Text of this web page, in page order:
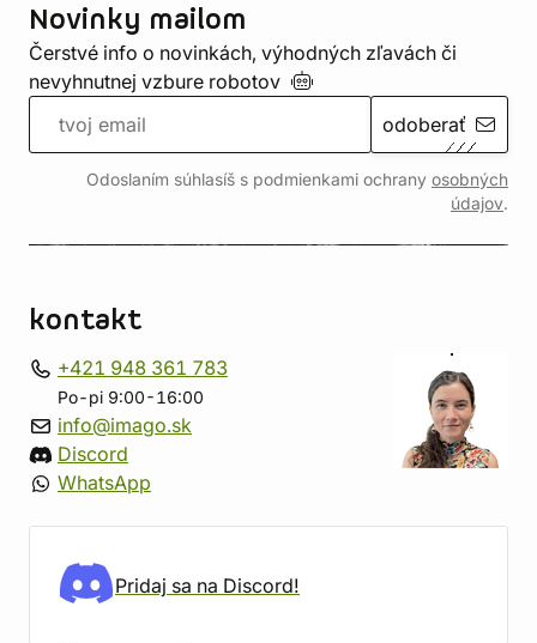
Novinky mailom
Čerstvé info o novinkách, výhodných zľavách či
nevyhnutnej vzbure robotov
odoberať
Odoslaním súhlasíš s podmienkami ochrany osobných
údajov.
kontakt
+421 948 361 783
Po-pi 9:00-16:00
info@imago.sk
Discord
WhatsApp
Pridaj sa na Discord!